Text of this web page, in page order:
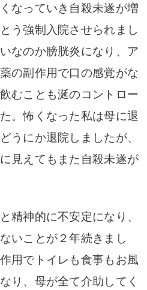
なっていき自殺未遂が増
う強制入院させられまし
なのか膀胱炎になり、ア
の副作用で口の感覚がな
むことも涎のコントロー
。怖くなった私は母に退
うにか退院しましたが、
見えてもまた自殺未遂が
精神的に不安定になり、
いことが２年続きまし
用でトイレも食事もお風
り、母が全て介助してく